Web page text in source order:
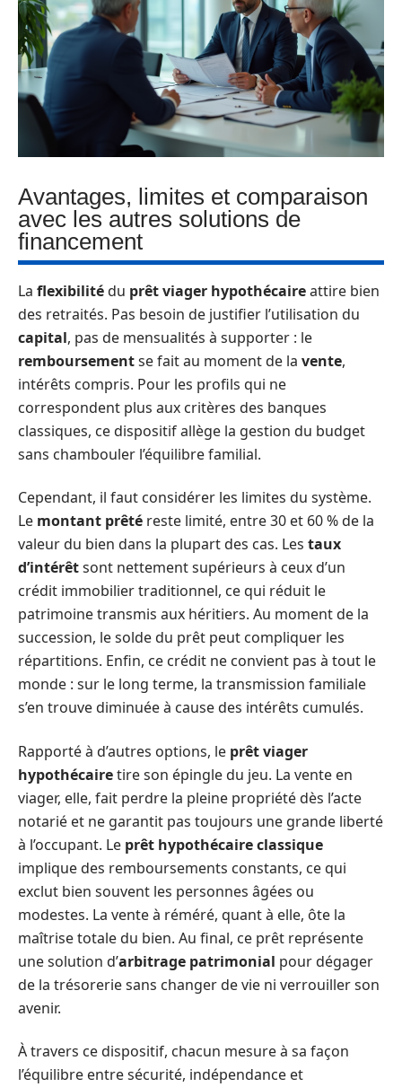
Avantages, limites et comparaison
avec les autres solutions de
financement
La flexibilitédu prêt viager hypothécaireattire bien
des retraités. Pas besoin de justifier l’utilisation du
capital, pas de mensualités à supporter : le
remboursementse fait au moment de la vente,
intérêts compris. Pour les profils qui ne
correspondent plus aux critères des banques
classiques, ce dispositif allège la gestion du budget
sans chambouler l’équilibre familial.
Cependant, il faut considérer les limites du système.
Le montant prêté reste limité, entre 30 et 60 % de la
valeur du bien dans la plupart des cas. Les taux
d’intérêtsont nettement supérieurs à ceux d’un
crédit immobilier traditionnel, ce qui réduit le
patrimoine transmis aux héritiers. Au moment de la
succession, le solde du prêt peut compliquer les
répartitions. Enfin, ce crédit ne convient pas à tout le
monde : sur le long terme, la transmission familiale
s’en trouve diminuée à cause des intérêts cumulés.
Rapporté à d’autres options, le prêt viager
hypothécairetire son épingle du jeu. La vente en
viager, elle, fait perdre la pleine propriété dès l’acte
notarié et ne garantit pas toujours une grande liberté
à l’occupant. Le prêt hypothécaire classique
implique des remboursements constants, ce qui
exclut bien souvent les personnes âgées ou
modestes. La vente à réméré, quant à elle, ôte la
maîtrise totale du bien. Au final, ce prêt représente
une solution d’arbitrage patrimonial pour dégager
de la trésorerie sans changer de vie ni verrouiller son
avenir.
À travers ce dispositif, chacun mesure à sa façon
l’équilibre entre sécurité, indépendance et